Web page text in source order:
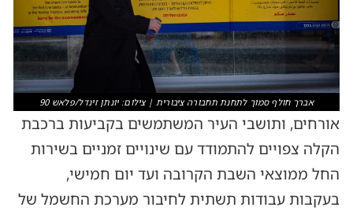
אברך חולף סמוך לתחנת תחבורה ציבורית | צילום: יונתן זינדל/פלאש 90
אורחים, ותושבי העיר המשתמשים בקביעות ברכבת
הקלה צפויים להתמודד עם שינויים זמניים בשירות
החל ממוצאי השבת הקרובה ועד יום חמישי,
בעקבות עבודות תשתית לחיבור מערכת החשמל של